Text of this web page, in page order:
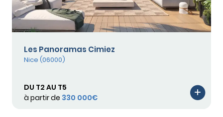
Les Panoramas Cimiez
Nice (06000)
DU T2 AU T5
à partir de 330 000€